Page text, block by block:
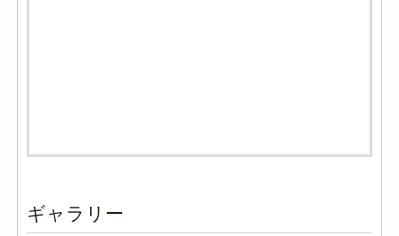
ギャラリー